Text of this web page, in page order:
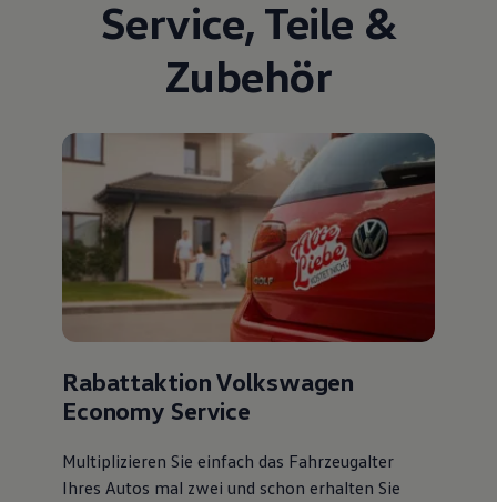
Service, Teile &
Zubehör
Rabattaktion Volkswagen
Economy Service
Multiplizieren Sie einfach das Fahrzeugalter
Ihres Autos mal zwei und schon erhalten Sie